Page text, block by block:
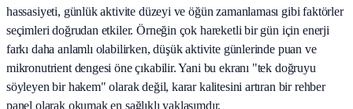
hassasiyeti, günlük aktivite düzeyi ve öğün zamanlaması gibi faktörler
seçimleri doğrudan etkiler. Örneğin çok hareketli bir gün için enerji
farkı daha anlamlı olabilirken, düşük aktivite günlerinde puan ve
mikronutrient dengesi öne çıkabilir. Yani bu ekranı "tek doğruyu
söyleyen bir hakem" olarak değil, karar kalitesini artıran bir rehber
panel olarak okumak en sağlıklı yaklaşımdır.